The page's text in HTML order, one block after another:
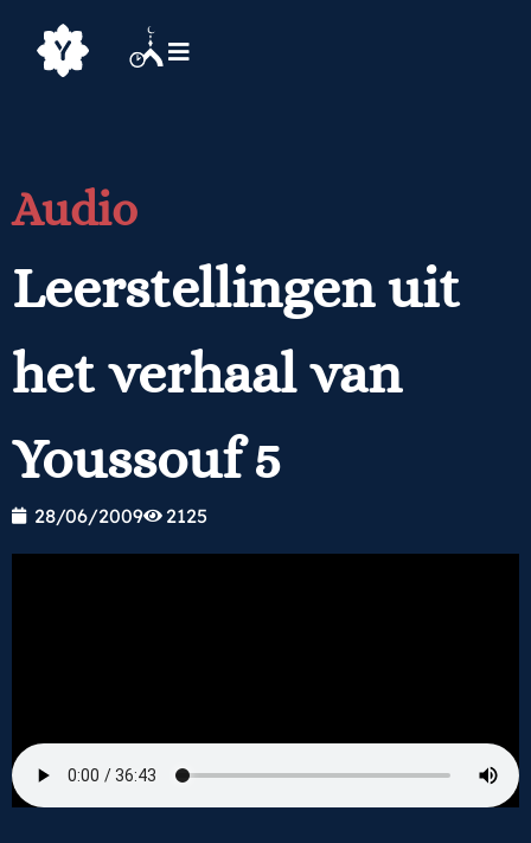
Audio
Leerstellingen uit
het verhaal van
Youssouf 5
28/06/2009 2125